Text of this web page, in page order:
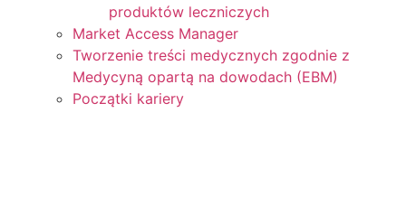
produktów leczniczych
Market Access Manager
Tworzenie treści medycznych zgodnie z
Medycyną opartą na dowodach (EBM)
Początki kariery